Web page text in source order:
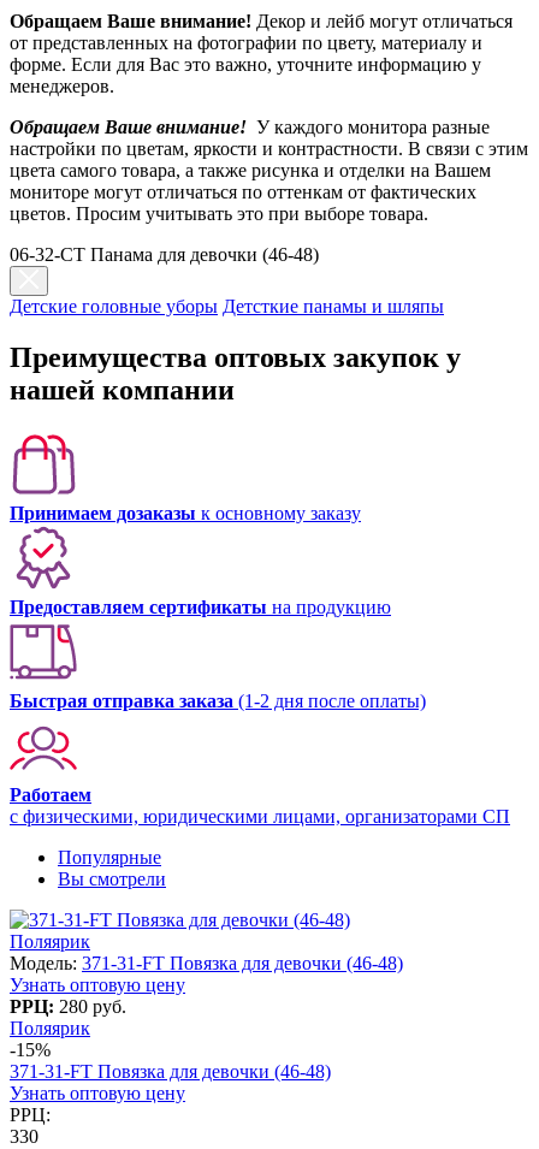
Обращаем Ваше внимание! Декор и лейб могут отличаться
от представленных на фотографии по цвету, материалу и
форме. Если для Вас это важно, уточните информацию у
менеджеров.
Обращаем Ваше внимание! У каждого монитора разные
настройки по цветам, яркости и контрастности. В связи с этим
цвета самого товара, а также рисунка и отделки на Вашем
мониторе могут отличаться по оттенкам от фактических
цветов. Просим учитывать это при выборе товара.
06-32-CT Панама для девочки (46-48)
Детские головные уборы Детсткие панамы и шляпы
Преимущества оптовых закупок у
нашей компании
Принимаем дозаказы к основному заказу
Предоставляем сертификаты на продукцию
Быстрая отправка заказа (1-2 дня после оплаты)
Работаем
с физическими, юридическими лицами, организаторами СП
Популярные
Вы смотрели
Поляярик
Модель: 371-31-FT Повязка для девочки (46-48)
Узнать оптовую цену
РРЦ: 280 руб.
Поляярик
-15%
371-31-FT Повязка для девочки (46-48)
Узнать оптовую цену
РРЦ:
330